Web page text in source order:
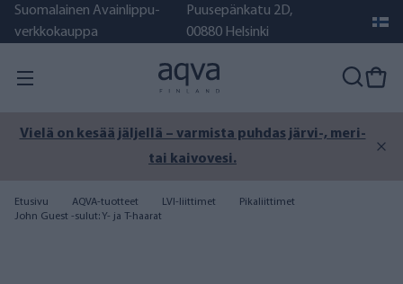
Suomalainen Avainlippu-
verkkokauppa
Puusepänkatu 2D,
00880 Helsinki
Vielä on kesää jäljellä – varmista puhdas järvi-, meri-
tai kaivovesi.
Etusivu AQVA-tuotteet LVI-liittimet
Pikaliittimet
John Guest -sulut: Y- ja T-haarat